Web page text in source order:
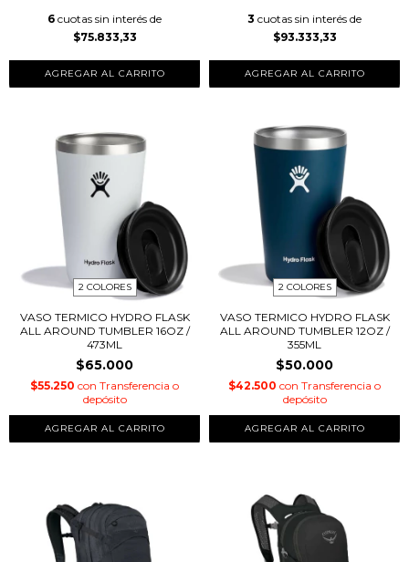
6 cuotas sin interés de
$75.833,33
AGREGAR AL CARRITO
3 cuotas sin interés de
$93.333,33
AGREGAR AL CARRITO
2 COLORES
VASO TERMICO HYDRO FLASK
ALL AROUND TUMBLER 16OZ /
473ML
$65.000
$55.250 con Transferencia o
depósito
AGREGAR AL CARRITO
2 COLORES
VASO TERMICO HYDRO FLASK
ALL AROUND TUMBLER 12OZ /
355ML
$50.000
$42.500 con Transferencia o
depósito
AGREGAR AL CARRITO